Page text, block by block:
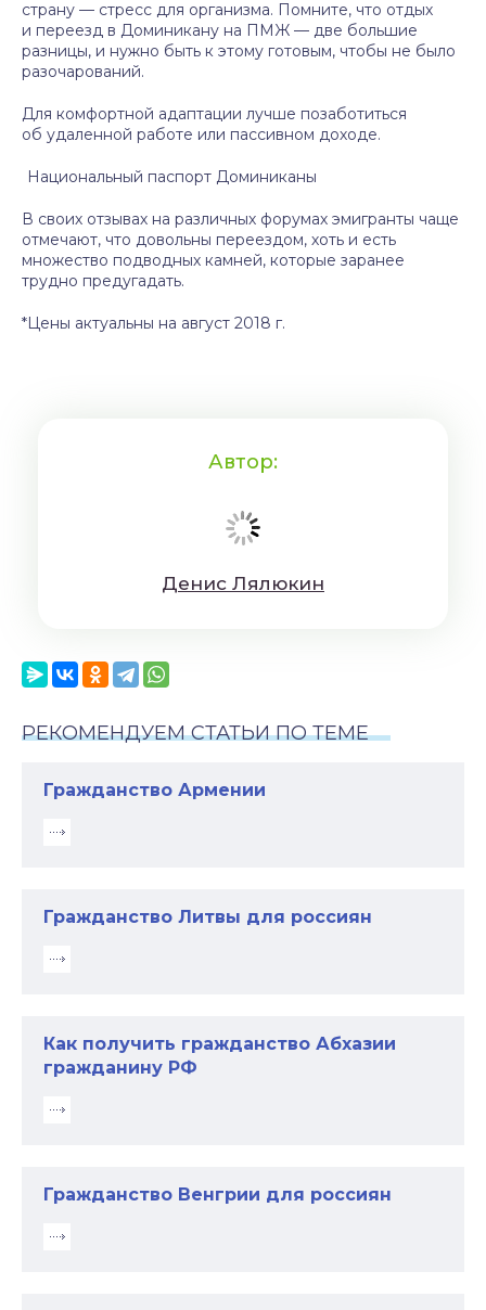
страну — стресс для организма. Помните, что отдых
и переезд в Доминикану на ПМЖ — две большие
разницы, и нужно быть к этому готовым, чтобы не было
разочарований.
Для комфортной адаптации лучше позаботиться
об удаленной работе или пассивном доходе.
Национальный паспорт Доминиканы
В своих отзывах на различных форумах эмигранты чаще
отмечают, что довольны переездом, хоть и есть
множество подводных камней, которые заранее
трудно предугадать.
*Цены актуальны на август 2018 г.
Автор:
Дeниc Лялюкин
РЕКОМЕНДУЕМ СТАТЬИ ПО ТЕМЕ
Гражданство Армении
Гражданство Литвы для россиян
Как получить гражданство Абхазии
гражданину РФ
Гражданство Венгрии для россиян